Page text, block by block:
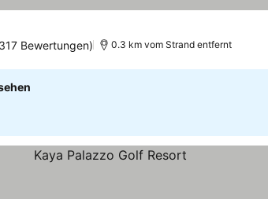
Bewertungen) 0.3 km vom Strand entfernt